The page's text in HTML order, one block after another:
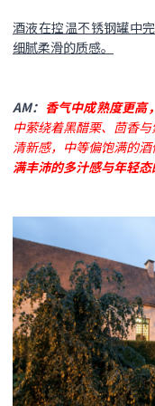
酒液在控温不锈钢罐中
细腻柔滑的质感。
AM： 香气中成熟度更高
中萦绕着黑醋栗、茴香
清新感，中等偏饱满的酒
满丰沛的多汁感与年轻